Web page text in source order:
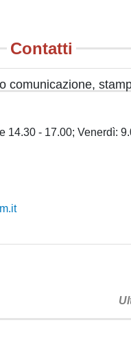
Contatti
comunicazione,
14.30 - 17.00; Venerdì: